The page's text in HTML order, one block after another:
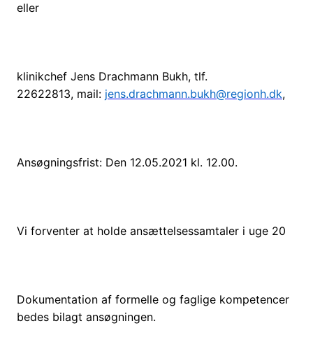
eller
klinikchef Jens Drachmann Bukh, tlf.
22622813, mail: jens.drachmann.bukh@regionh.dk,
Ansøgningsfrist: Den 12.05.2021 kl. 12.00.
Vi forventer at holde ansættelsessamtaler i uge 20
Dokumentation af formelle og faglige kompetencer
bedes bilagt ansøgningen.